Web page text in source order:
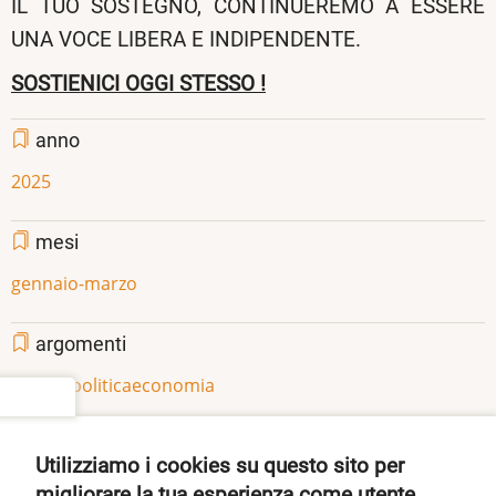
IL TUO SOSTEGNO, CONTINUEREMO A ESSERE
UNA VOCE LIBERA E INDIPENDENTE.
SOSTIENICI OGGI STESSO !
anno
2025
mesi
gennaio-marzo
argomenti
societàpoliticaeconomia
Share
Facebook
Twitter
Pinterest
Utilizziamo i cookies su questo sito per